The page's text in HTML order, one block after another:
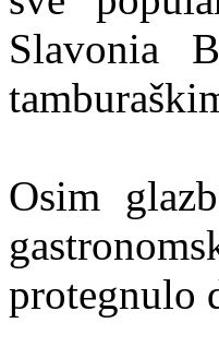
Slavonia
Osim
protegnulo